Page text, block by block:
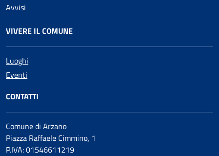
Avvisi
VIVERE IL COMUNE
Luoghi
Eventi
CONTATTI
Comune di Arzano
Piazza Raffaele Cimmino, 1
P.IVA: 01546611219